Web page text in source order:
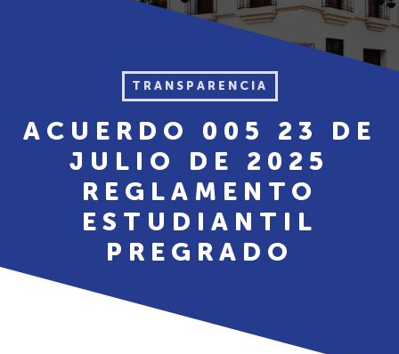
TRANSPARENCIA
ACUERDO 005 23 DE
JULIO DE 2025
REGLAMENTO
ESTUDIANTIL
PREGRADO